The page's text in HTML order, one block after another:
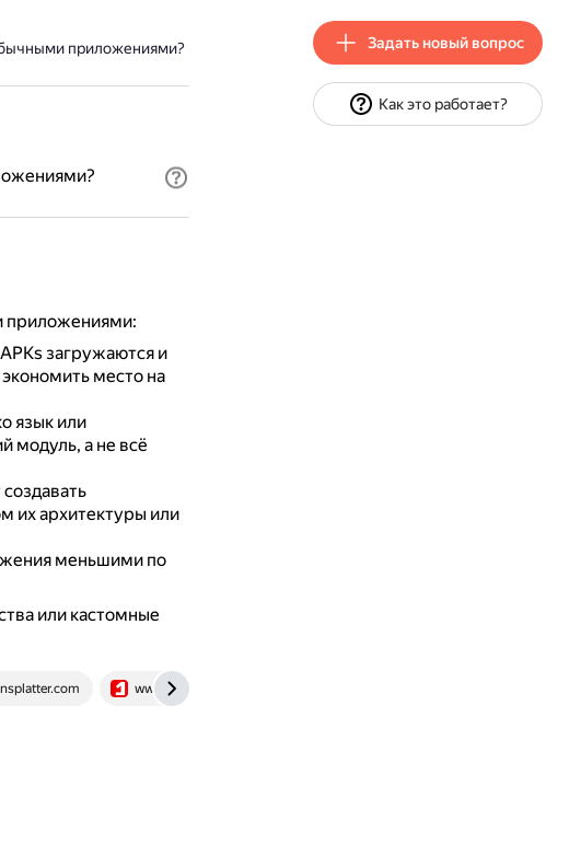
приложениями?
приложениями:
загружаются и
место на
язык или
модуль, а не всё
их архитектуры или
меньшими по
или кастомные
www.comss.ru
Задать новый вопрос
Как это работает?